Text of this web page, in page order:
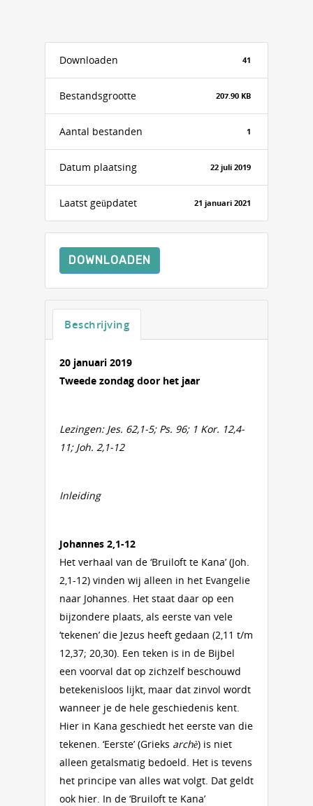
Downloaden 41
Bestandsgrootte 207.90 KB
Aantal bestanden 1
Datum plaatsing 22 juli 2019
Laatst geüpdatet 21 januari 2021
DOWNLOADEN
Beschrijving
20 januari 2019
Tweede zondag door het jaar
Lezingen:Jes. 62,1-5; Ps. 96; 1 Kor. 12,4-
11; Joh. 2,1-12
Inleiding
Johannes 2,1-12
Het verhaal van de ‘Bruiloft te Kana’ (Joh.
2,1-12) vinden wij alleen in het Evangelie
naar Johannes. Het staat daar op een
bijzondere plaats, als eerste van vele
‘tekenen’ die Jezus heeft gedaan (2,11 t/m
12,37; 20,30). Een teken is in de Bijbel
een voorval dat op zichzelf beschouwd
betekenisloos lijkt, maar dat zinvol wordt
wanneer je de hele geschiedenis kent.
Hier in Kana geschiedt het eerste van die
tekenen. ‘Eerste’ (Grieks archè) is niet
alleen getalsmatig bedoeld. Het is tevens
het principe van alles wat volgt. Dat geldt
ook hier. In de ‘Bruiloft te Kana’